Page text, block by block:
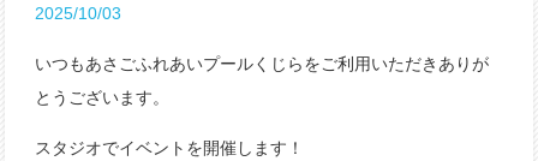
2025/10/03
いつもあさごふれあいプールくじらをご利用いただきありが
とうございます。
スタジオでイベントを開催します！